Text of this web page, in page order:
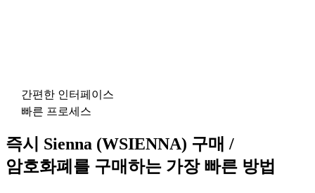
간편한 인터페이스
빠른 프로세스
즉시 Sienna (WSIENNA) 구매 /
암호화폐를 구매하는 가장 빠른 방법